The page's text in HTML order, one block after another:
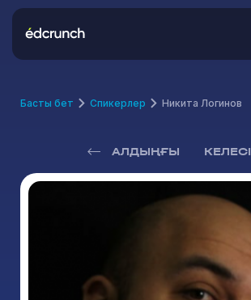
Басты бет Спикерлер Никита Логинов
АЛДЫҢҒЫ КЕЛЕСІ